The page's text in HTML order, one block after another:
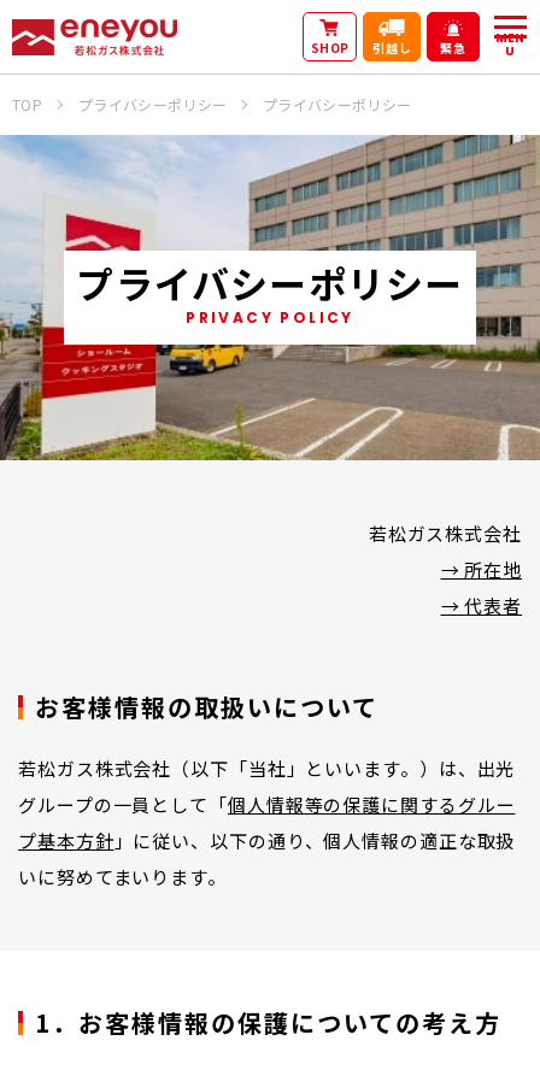
SHOP 引越し 緊急
MEN
U
TOP プライバシーポリシー プライバシーポリシー
プライバシーポリシー
PRIVACY POLICY
若松ガス株式会社
→ 所在地
→ 代表者
お客様情報の取扱いについて
若松ガス株式会社（以下「当社」といいます。）は、出光
グループの一員として「個人情報等の保護に関するグルー
プ基本方針 」に従い、以下の通り、個人情報の適正な取扱
いに努めてまいります。
1．お客様情報の保護についての考え方